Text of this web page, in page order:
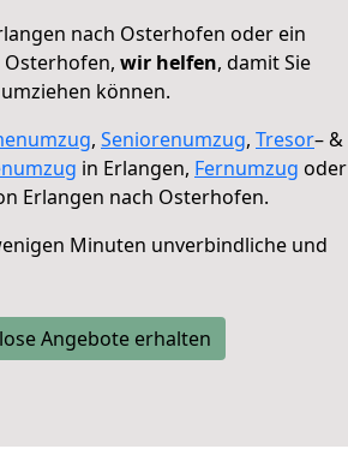
nach Osterhofen oder ein
wir helfen, damit Sie
können.
, Seniorenumzug, Tresor– &
in Erlangen, Fernumzug oder
Erlangen nach Osterhofen.
Minuten unverbindliche und
Angebote erhalten